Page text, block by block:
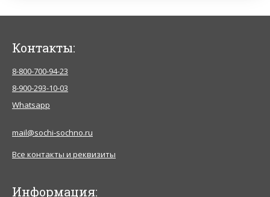
Контакты:
8-800-700-94-23
8-900-293-10-03
Whatsapp
mail@sochi-sochno.ru
Все контакты и реквизиты
Информация: